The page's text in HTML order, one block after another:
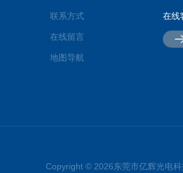
联系方式
在线留言
地图导航
在线
Copyright © 2026东莞市亿辉光电